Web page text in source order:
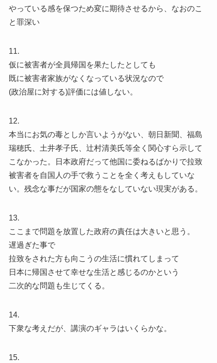
やっている感を保つため変に期待させるから、なおのこ
と罪深い
11.
仮に被害者が全員帰国を果たしたとしても
既に被害者家族がなくなっている状況なので
(政治屋に対する)評価には値しない。
12.
本当にお気の毒としか言いようがない、朝日新聞、福島
瑞穂氏、土井孝子氏、辻村清美氏等全く関心すら示して
こなかった。日本政府だって他国に委ねるばかりで拉致
被害者を自国人の手で救うことを全く考えもしていな
い。残念な事だが国家の態をなしていない現実がある。
13.
ここまで問題を放置した政府の責任は大きいと思う。
遅過ぎた事で
拉致をされた方も向こうの生活に慣れてしまって
日本に帰国させて幸せな生活と感じるのかという
二次的な問題も生じてくる。
14.
下衆な考えだが、講演のギャラはいくらかな。
15.